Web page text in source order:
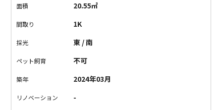
いう印象でした。
ご内覧の際は、辺りを散策してみて下さい
ね。
面積 20.55㎡
間取り 1K
採光 東 / 南
ペット飼育 不可
築年 2024年03月
リノベーション -